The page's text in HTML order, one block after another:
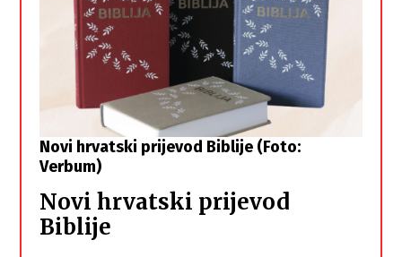
Novi hrvatski prijevod Biblije (Foto:
Verbum)
Novi hrvatski prijevod
Biblije